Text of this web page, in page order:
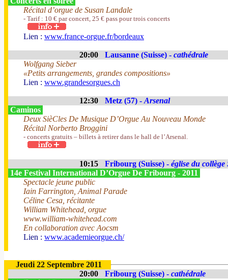
Récital d’orgue de Susan Landale
- Tarif : 10 € par concert, 25 € pass pour trois concerts
Lien : www.france-orgue.fr/bordeaux
20:00 Lausanne (Suisse) - cathédrale
Wolfgang Sieber
«Petits arrangements, grandes compositions»
Lien : www.grandesorgues.ch
12:30 Metz (57) - Arsenal
Caminos
Deux SièCles De Musique D’Orgue Au Nouveau Monde
Récital Norberto Broggini
- concerts gratuits – billets à retirer dans le hall de l’Arsenal.
10:15 Fribourg (Suisse) - église du
14e Festival International D’Orgue De Fribourg - 2011
Spectacle jeune public
Iain Farrington, Animal Parade
Céline Cesa, récitante
William Whitehead, orgue
www.william-whitehead.com
En collaboration avec Aocsm
Lien : www.academieorgue.ch/
Jeudi 22 Septembre 2011
20:00
Fribourg (Suisse) - cathédrale